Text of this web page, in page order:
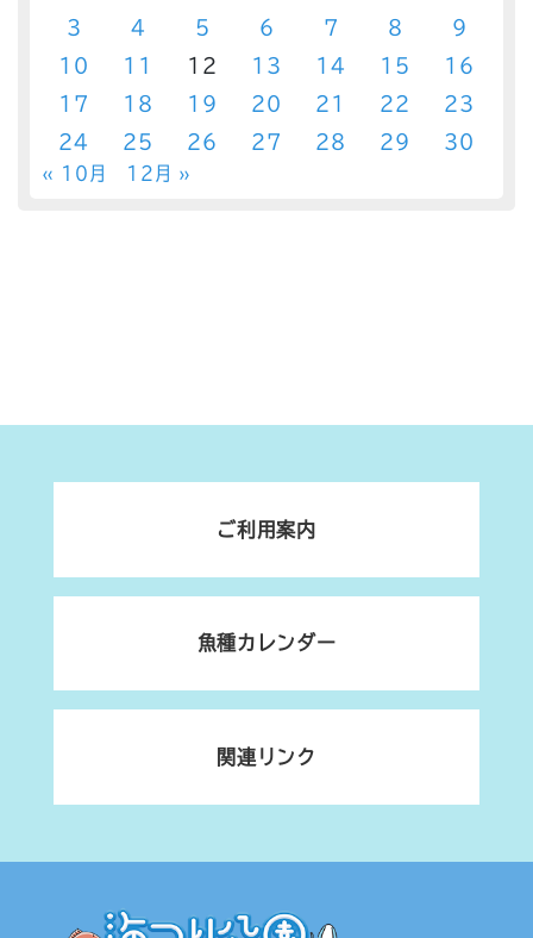
3
4 5 6 7 8
9
10
11 12 13 14 15
16
17
18 19 20 21 22
23
24
25 26 27 28 29 30
« 10月 12月 »
ご利用案内
魚種カレンダー
関連リンク